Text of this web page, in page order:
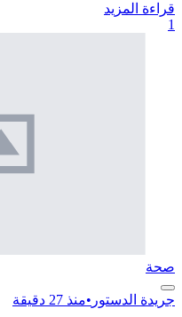
قراءة المزيد
1
صحة
جريدة الدستور •منذ 27 دقيقة